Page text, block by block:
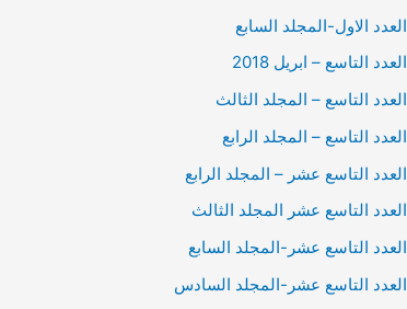
العدد الاول-المجلد السابع
العدد التاسع – ابريل 2018
العدد التاسع – المجلد الثالث
العدد التاسع – المجلد الرابع
العدد التاسع عشر – المجلد الرابع
العدد التاسع عشر المجلد الثالث
العدد التاسع عشر-المجلد السابع
العدد التاسع عشر-المجلد السادس